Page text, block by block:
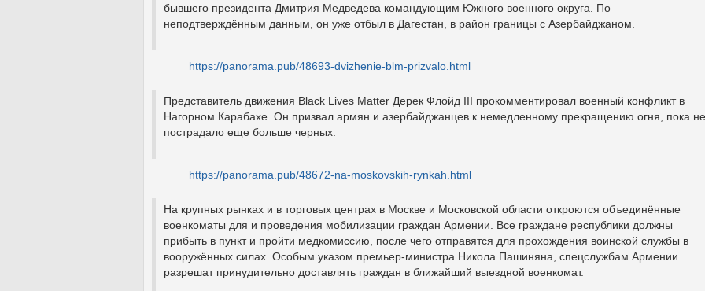
бывшего президента Дмитрия Медведева командующим Южного военного округа. По
неподтверждённым данным, он уже отбыл в Дагестан, в район границы с Азербайджаном.
https://panorama.pub/48693-dvizhenie-blm-prizvalo.html
Представитель движения Black Lives Matter Дерек Флойд III прокомментировал военный конфликт в
Нагорном Карабахе. Он призвал армян и азербайджанцев к немедленному прекращению огня, пока не
пострадало еще больше черных.
https://panorama.pub/48672-na-moskovskih-rynkah.html
На крупных рынках и в торговых центрах в Москве и Московской области откроются объединённые
военкоматы для и проведения мобилизации граждан Армении. Все граждане республики должны
прибыть в пункт и пройти медкомиссию, после чего отправятся для прохождения воинской службы в
вооружённых силах. Особым указом премьер-министра Никола Пашиняна, спецслужбам Армении
разрешат принудительно доставлять граждан в ближайший выездной военкомат.